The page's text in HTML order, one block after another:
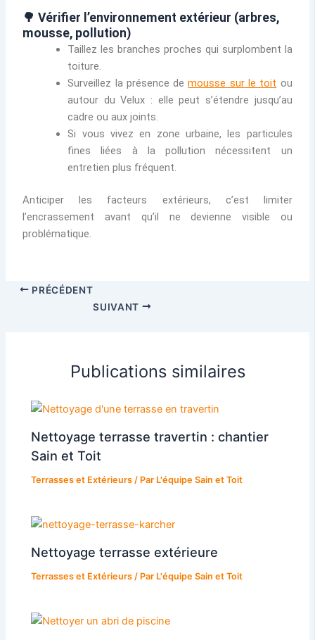
🌳 Vérifier l’environnement extérieur (arbres,
mousse, pollution)
Taillez les branches proches qui surplombent la
toiture.
Surveillez la présence demousse sur le toit ou
autour du Velux : elle peut s’étendre jusqu’au
cadre ou aux joints.
Si vous vivez en zone urbaine, les particules
fines liées à la pollution nécessitent un
entretien plus fréquent.
Anticiper les facteurs extérieurs, c’est limiter
l’encrassement avant qu’il ne devienne visible ou
problématique.
PRÉCÉDENT
SUIVANT
Publications similaires
Nettoyage terrasse travertin : chantier
Sain et Toit
Terrasses et Extérieurs / Par L'équipe Sain et Toit
Nettoyage terrasse extérieure
Terrasses et Extérieurs / Par L'équipe Sain et Toit